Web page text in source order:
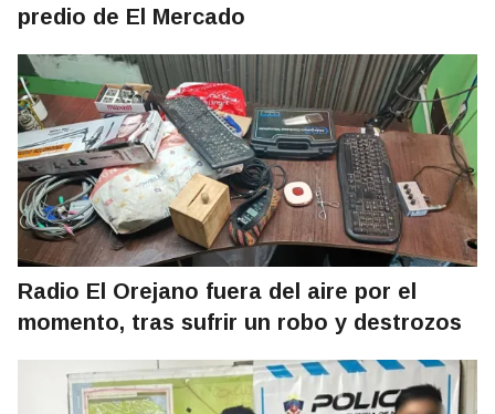
predio de El Mercado
Radio El Orejano fuera del aire por el
momento, tras sufrir un robo y destrozos